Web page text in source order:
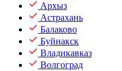
Архыз
Астрахань
Балаково
Буйнакск
Владикавказ
Волгоград